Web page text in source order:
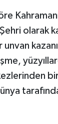
olarak